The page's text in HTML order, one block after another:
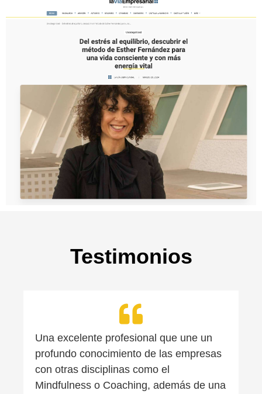
Testimonios
Una excelente profesional que une un
profundo conocimiento de las empresas
con otras disciplinas como el
Mindfulness o Coaching, además de una